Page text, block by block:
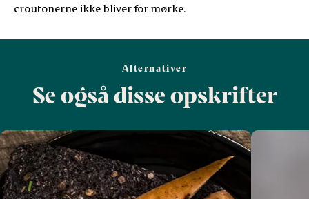
croutonerne ikke bliver for mørke.
Alternativer
Se også disse opskrifter